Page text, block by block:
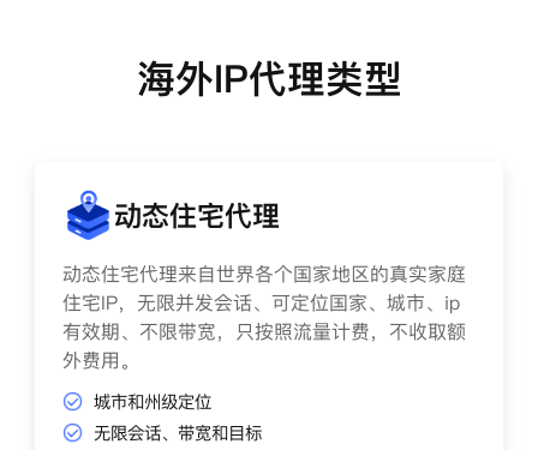
海外IP代理类型
动态住宅代理
动态住宅代理来自世界各个国家地区的真实家庭
住宅IP，无限并发会话、可定位国家、城市、ip
有效期、不限带宽，只按照流量计费，不收取额
外费用。
城市和州级定位
无限会话、带宽和目标